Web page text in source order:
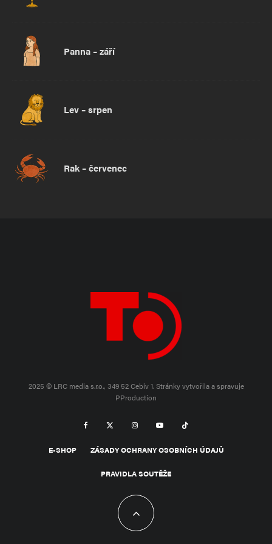
Panna – září
Lev – srpen
Rak – červenec
2025 © LRC media s.r.o., 349 52 Cebiv 1.Stránky vytvořila a spravuje
PProduction
E-SHOP ZÁSADY OCHRANY OSOBNÍCH ÚDAJŮ
PRAVIDLA SOUTĚŽE